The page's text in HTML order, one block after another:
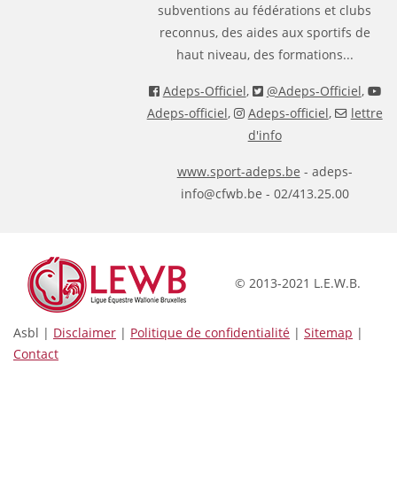
subventions au fédérations et clubs
reconnus, des aides aux sportifs de
haut niveau, des formations...
Adeps-Officiel, @Adeps-Officiel,
Adeps-officiel, Adeps-officiel,
lettre
d'info
www.sport-adeps.be - adeps-
info@cfwb.be - 02/413.25.00
© 2013-2021 L.E.W.B.
Asbl | Disclaimer | Politique de confidentialité | Sitemap |
Contact